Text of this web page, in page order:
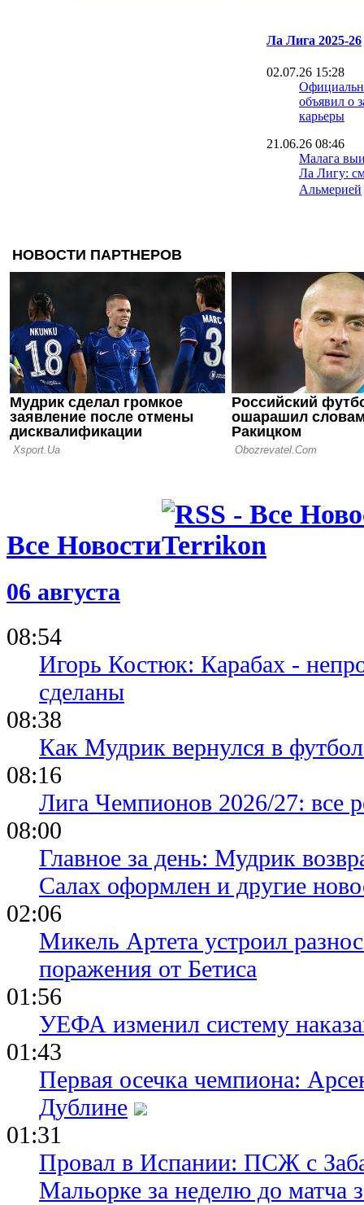
Ла Лига 2025-26
02.07.26 15:28
объявил о
карьеры
21.06.26 08:46
Малага
Ла Лигу:
Альмерией
08.06.26 09:40
Малага
к
07.06.26 16:16
Выборы
сенсация
Все Новости
06 августа
08:54
Игорь Костюк: Карабах -
сделаны
08:38
Как Мудрик вернулся в
08:16
Лига Чемпионов 2026/27: все
08:00
Главное за день: Мудрик
Салах оформлен и другие
02:06
Микель Артета устроил
поражения от Бетиса
01:56
УЕФА изменил систему
01:43
Первая осечка чемпиона:
Дублине
01:31
Провал в Испании: ПСЖ с
Мальорке за неделю до матча